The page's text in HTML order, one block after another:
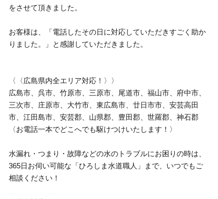
をさせて頂きました。
お客様は、「電話したその日に対応していただきすごく助か
りました。」と感謝していただきました。
〈〈広島県内全エリア対応！〉〉
広島市、呉市、竹原市、三原市、尾道市、福山市、府中市、
三次市、庄原市、大竹市、東広島市、廿日市市、安芸高田
市、江田島市、安芸郡、山県郡、豊田郡、世羅郡、神石郡
〈お電話一本でどこへでも駆けつけいたします！〉
水漏れ・つまり・故障などの水のトラブルにお困りの時は、
365日お伺い可能な「ひろしま水道職人」まで、いつでもご
相談ください！